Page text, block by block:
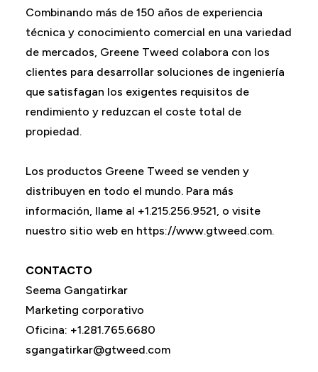
Combinando más de 150 años de experiencia
técnica y conocimiento comercial en una variedad
de mercados, Greene Tweed colabora con los
clientes para desarrollar soluciones de ingeniería
que satisfagan los exigentes requisitos de
rendimiento y reduzcan el coste total de
propiedad.
Los productos Greene Tweed se venden y
distribuyen en todo el mundo. Para más
información, llame al +1.215.256.9521, o visite
nuestro sitio web en https://www.gtweed.com.
CONTACTO
Seema Gangatirkar
Marketing corporativo
Oficina: +1.281.765.6680
sgangatirkar@gtweed.com